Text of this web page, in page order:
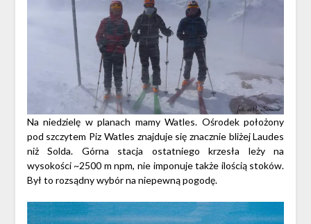
Na niedzielę w planach mamy Watles. Ośrodek położony
pod szczytem Piz Watles znajduje się znacznie bliżej Laudes
niż Solda. Górna stacja ostatniego krzesła leży na
wysokości ~2500 m npm, nie imponuje także ilością stoków.
Był to rozsądny wybór na niepewną pogodę.